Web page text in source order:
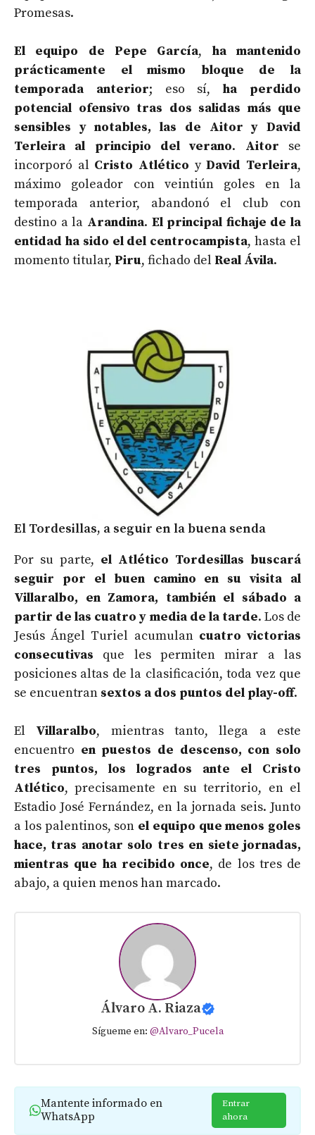
Promesas.
El equipo de Pepe García, ha mantenido
prácticamente el mismo bloque de la
temporada anterior; eso sí,ha perdido
potencial ofensivo tras dos salidas más que
sensibles y notables, las de Aitor y David
Terleira al principio del verano. Aitor se
incorporó al Cristo Atlético yDavid Terleira,
máximo goleador con veintiún goles en la
temporada anterior, abandonó el club con
destino a la Arandina. El principal fichaje de la
entidad ha sido el del centrocampista, hasta el
momento titular, Piru, fichado del Real Ávila.
El Tordesillas, a seguir en la buena senda
Por su parte, el Atlético Tordesillas buscará
seguir por el buen camino en su visita al
Villaralbo, en Zamora, también el sábado a
partir de las cuatro y media de la tarde. Los de
Jesús Ángel Turiel acumulancuatro victorias
consecutivas que les permiten mirar a las
posiciones altas de la clasificación, toda vez que
se encuentran sextos a dos puntos del play-off.
El Villaralbo, mientras tanto, llega a este
encuentro en puestos de descenso, con solo
tres puntos, los logrados ante el Cristo
Atlético, precisamente en su territorio, en el
Estadio José Fernández, en la jornada seis. Junto
a los palentinos, son el equipo que menos goles
hace, tras anotar solo tres en siete jornadas,
mientras que ha recibido once, de los tres de
abajo, a quien menos han marcado.
Álvaro A. Riaza
Sígueme en: @Alvaro_Pucela
Mantente informado en
WhatsApp
Entrar
ahora